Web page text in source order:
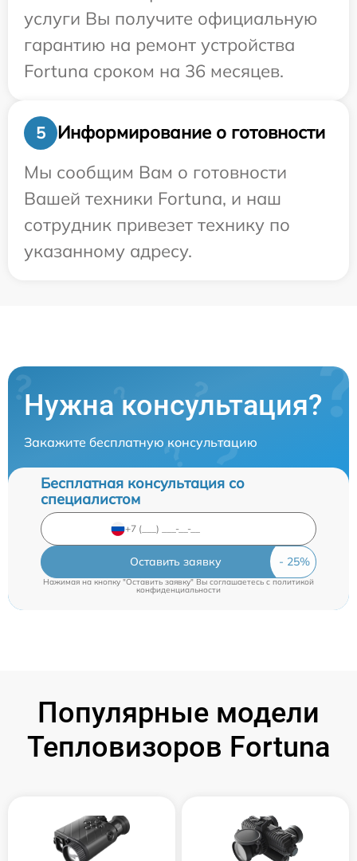
услуги Вы получите официальную
гарантию на ремонт устройства
Fortuna сроком на 36 месяцев.
5
Информирование о готовности
Мы сообщим Вам о готовности
Вашей техники Fortuna, и наш
сотрудник привезет технику по
указанному адресу.
Нужна консультация?
Закажите бесплатную консультацию
Бесплатная консультация со
специалистом
Оставить заявку
Нажимая на кнопку "Оставить заявку" Вы соглашаетесь cполитикой
конфиденциальности
Популярные модели
Тепловизоров Fortuna